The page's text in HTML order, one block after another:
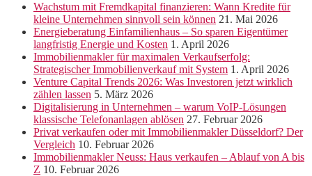
Wachstum mit Fremdkapital finanzieren: Wann Kredite für
kleine Unternehmen sinnvoll sein können 21. Mai 2026
Energieberatung Einfamilienhaus – So sparen Eigentümer
langfristig Energie und Kosten 1. April 2026
Immobilienmakler für maximalen Verkaufserfolg:
Strategischer Immobilienverkauf mit System 1. April 2026
Venture Capital Trends 2026: Was Investoren jetzt wirklich
zählen lassen 5. März 2026
Digitalisierung in Unternehmen – warum VoIP-Lösungen
klassische Telefonanlagen ablösen 27. Februar 2026
Privat verkaufen oder mit Immobilienmakler Düsseldorf? Der
Vergleich 10. Februar 2026
Immobilienmakler Neuss: Haus verkaufen – Ablauf von A bis
Z 10. Februar 2026